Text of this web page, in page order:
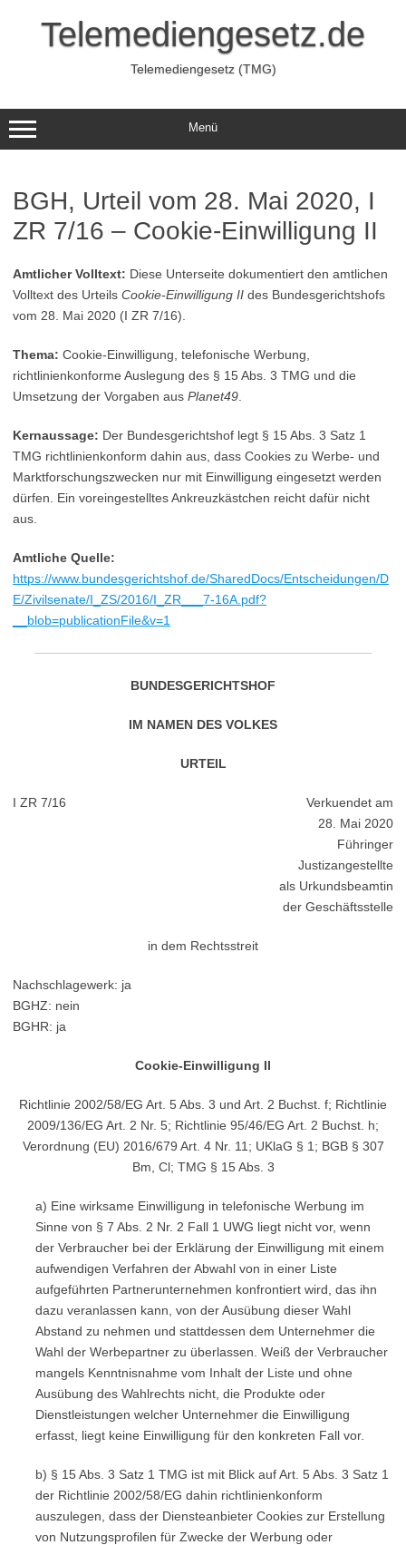
springenTelemediengesetz.de
Telemediengesetz (TMG)
Menü
BGH, Urteil vom 28. Mai 2020, I
ZR 7/16 – Cookie-Einwilligung II
Amtlicher Volltext: Diese Unterseite dokumentiert den amtlichen
Volltext des Urteils Cookie-Einwilligung II des Bundesgerichtshofs
vom 28. Mai 2020 (I ZR 7/16).
Thema: Cookie-Einwilligung, telefonische Werbung,
richtlinienkonforme Auslegung des § 15 Abs. 3 TMG und die
Umsetzung der Vorgaben aus Planet49
Kernaussage: Der Bundesgerichtshof legt § 15 Abs. 3 Satz 1
TMG richtlinienkonform dahin aus, dass Cookies zu Werbe- und
Marktforschungszwecken nur mit Einwilligung eingesetzt werden
dürfen. Ein voreingestelltes Ankreuzkästchen reicht dafür nicht
aus.
Amtliche Quelle:
https://www.bundesgerichtshof.de/SharedDocs/Entscheidungen/D
E/Zivilsenate/I_ZS/2016/I_ZR___7-16A.pdf?
__blob=publicationFile&v=1
BUNDESGERICHTSHOF
IM NAMEN DES VOLKES
URTEIL
I ZR 7/16
Verkuendet am
28. Mai 2020
Führinger
Justizangestellte
als Urkundsbeamtin
der Geschäftsstelle
in dem Rechtsstreit
Nachschlagewerk: ja
BGHZ: nein
BGHR: ja
Cookie-Einwilligung II
Richtlinie 2002/58/EG Art. 5 Abs. 3 und Art. 2 Buchst. f; Richtlinie
2009/136/EG Art. 2 Nr. 5; Richtlinie 95/46/EG Art. 2 Buchst. h;
Verordnung (EU) 2016/679 Art. 4 Nr. 11; UKlaG § 1; BGB § 307
Bm, Cl; TMG § 15 Abs. 3
a) Eine wirksame Einwilligung in telefonische Werbung im
Sinne von § 7 Abs. 2 Nr. 2 Fall 1 UWG liegt nicht vor, wenn
der Verbraucher bei der Erklärung der Einwilligung mit einem
aufwendigen Verfahren der Abwahl von in einer Liste
aufgeführten Partnerunternehmen konfrontiert wird, das ihn
dazu veranlassen kann, von der Ausübung dieser Wahl
Abstand zu nehmen und stattdessen dem Unternehmer die
Wahl der Werbepartner zu überlassen. Weiß der Verbraucher
mangels Kenntnisnahme vom Inhalt der Liste und ohne
Ausübung des Wahlrechts nicht, die Produkte oder
Dienstleistungen welcher Unternehmer die Einwilligung
erfasst, liegt keine Einwilligung für den konkreten Fall vor.
b) § 15 Abs. 3 Satz 1 TMG ist mit Blick auf Art. 5 Abs. 3 Satz 1
der Richtlinie 2002/58/EG dahin richtlinienkonform
auszulegen, dass der Diensteanbieter Cookies zur Erstellung
von Nutzungsprofilen für Zwecke der Werbung oder